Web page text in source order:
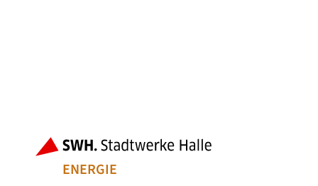
Bereiche der
ENERGIE